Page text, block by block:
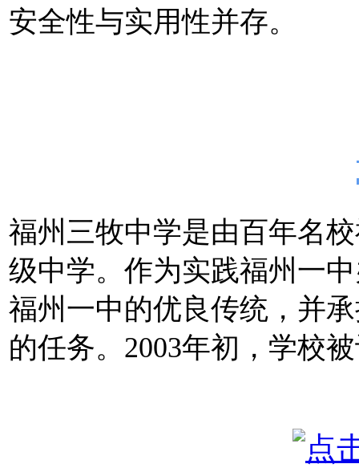
安全性与实用性并存。
福州三牧中学是由百年名
级中学。作为实践福州一
福州一中的优良传统，并
的任务。2003年初，学校